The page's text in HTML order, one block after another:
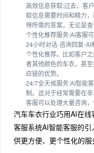
高效信息获取:过去，客
取信息需要时间和精力
得所需的答案，无论是
个性化推荐服务:AI客服
24小时对话-咨询回复-
个性化推荐。比如客户
者其他颜色的车衣，甚
应链的优势。
24/7全天候服务:AI智能
制。这对于经常需要在
客服可以处理大量咨询
汽车车衣行业巧用AI在
客服系统AI智能客服的
供更方便、更个性化的服